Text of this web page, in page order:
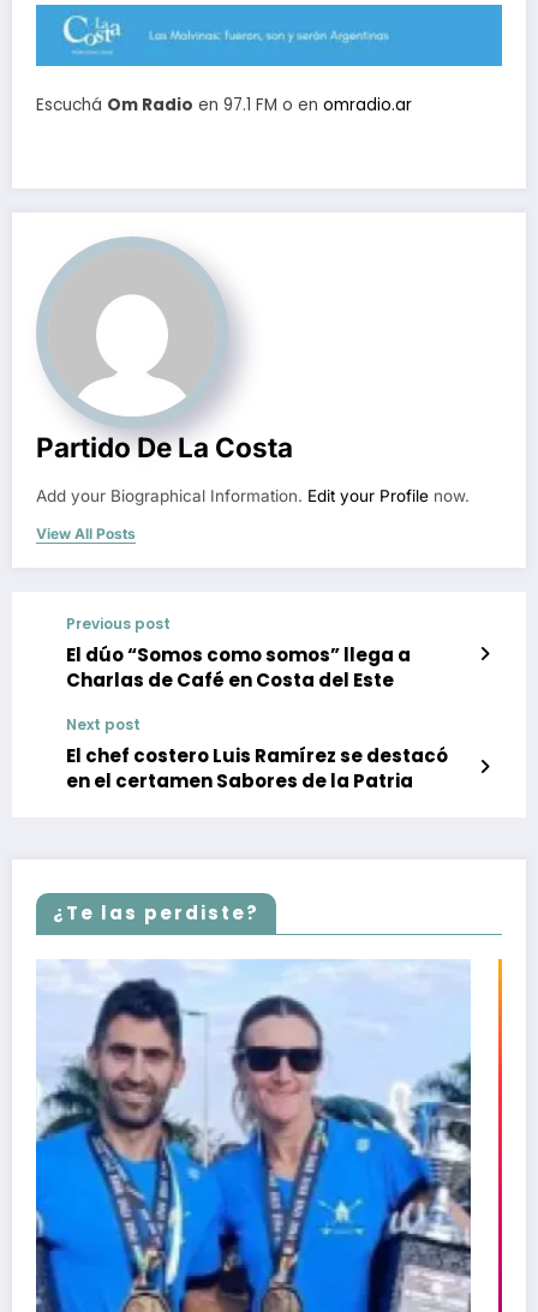
Escuchá Om Radio en 97.1 FM o en omradio.ar
Partido De La Costa
Add your Biographical Information. Edit your Profile now.
View All Posts
Previous post
El dúo “Somos como somos” llega a
Charlas de Café en Costa del Este
Next post
El chef costero Luis Ramírez se destacó
en el certamen Sabores de la Patria
¿Te las perdiste?